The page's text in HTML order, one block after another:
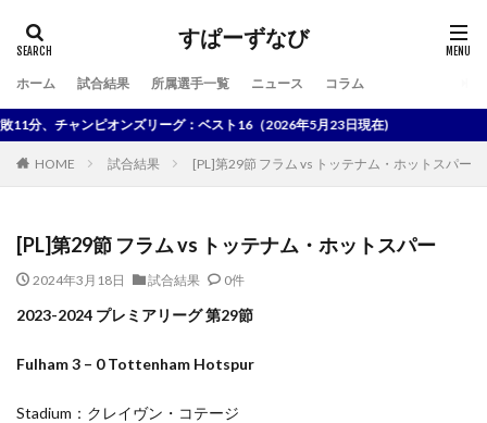
すぱーずなび
ホーム 試合結果 所属選手一覧 ニュース コラム
チャンピオンズリーグ：ベスト16（2026年5月23日現在)
HOME 試合結果 [PL]第29節 フラム vs トッテナム・ホットスパー
[PL]第29節 フラム vs トッテナム・ホットスパー
2024年3月18日 試合結果 0件
2023-2024 プレミアリーグ 第29節
Fulham 3 – 0 Tottenham Hotspur
Stadium：クレイヴン・コテージ
検索